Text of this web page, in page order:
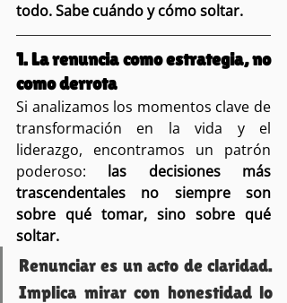
todo. Sabe cuándo y cómo soltar.
1. La renuncia como estrategia, no
como derrota
Si analizamos los momentos clave de
transformación en la vida y el
liderazgo, encontramos un patrón
poderoso: las decisiones más
trascendentales no siempre son
sobre qué tomar, sino sobre qué
soltar.
Renunciar es un acto de claridad.
Implica mirar con honestidad lo